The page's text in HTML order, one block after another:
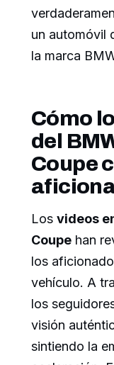
un automóvil
la marca
Cómo
del
Coupe
Los videos
Coupe han
los
vehículo. A
los
visión
sintiendo la